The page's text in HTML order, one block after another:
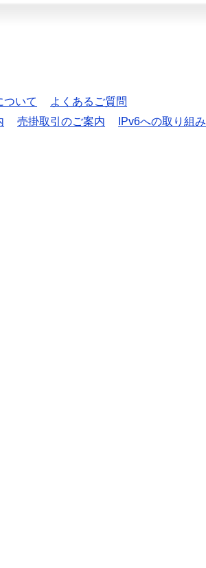
ついて
よくあるご質問
売掛取引のご案内
IPv6への取り組み